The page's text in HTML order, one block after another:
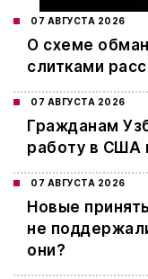
07 АВГУСТА 2026
О схеме
слитками
07 АВГУСТА 2026
Гражданам
работу в США
07 АВГУСТА 2026
Новые
не
они?